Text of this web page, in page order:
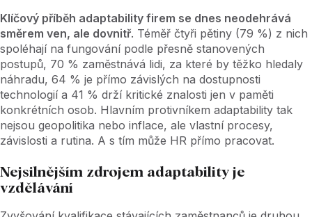
Klíčový příběh adaptability firem se dnes neodehrává
směrem ven, ale dovnitř. Téměř čtyři pětiny (79 %) z nich
spoléhají na fungování podle přesně stanovených
postupů, 70 % zaměstnává lidi, za které by těžko hledaly
náhradu, 64 % je přímo závislých na dostupnosti
technologií a 41 % drží kritické znalosti jen v paměti
konkrétních osob. Hlavním protivníkem adaptability tak
nejsou geopolitika nebo inflace, ale vlastní procesy,
závislosti a rutina. A s tím může HR přímo pracovat.
Nejsilnějším zdrojem adaptability je
vzdělávání